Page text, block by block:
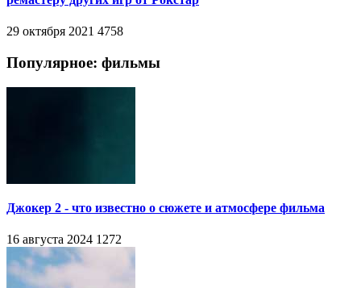
29 октября 2021 4758
Популярное: фильмы
Джокер 2 - что известно о сюжете и атмосфере фильма
16 августа 2024 1272